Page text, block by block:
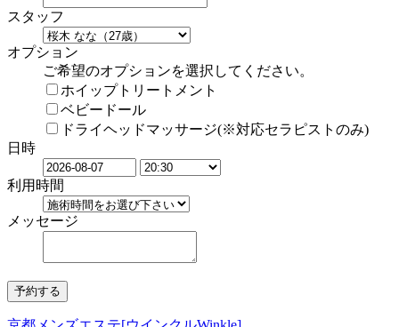
スタッフ
オプション
ご希望のオプションを選択してください。
ホイップトリートメント
ベビードール
ドライヘッドマッサージ(※対応セラピストのみ)
日時
利用時間
メッセージ